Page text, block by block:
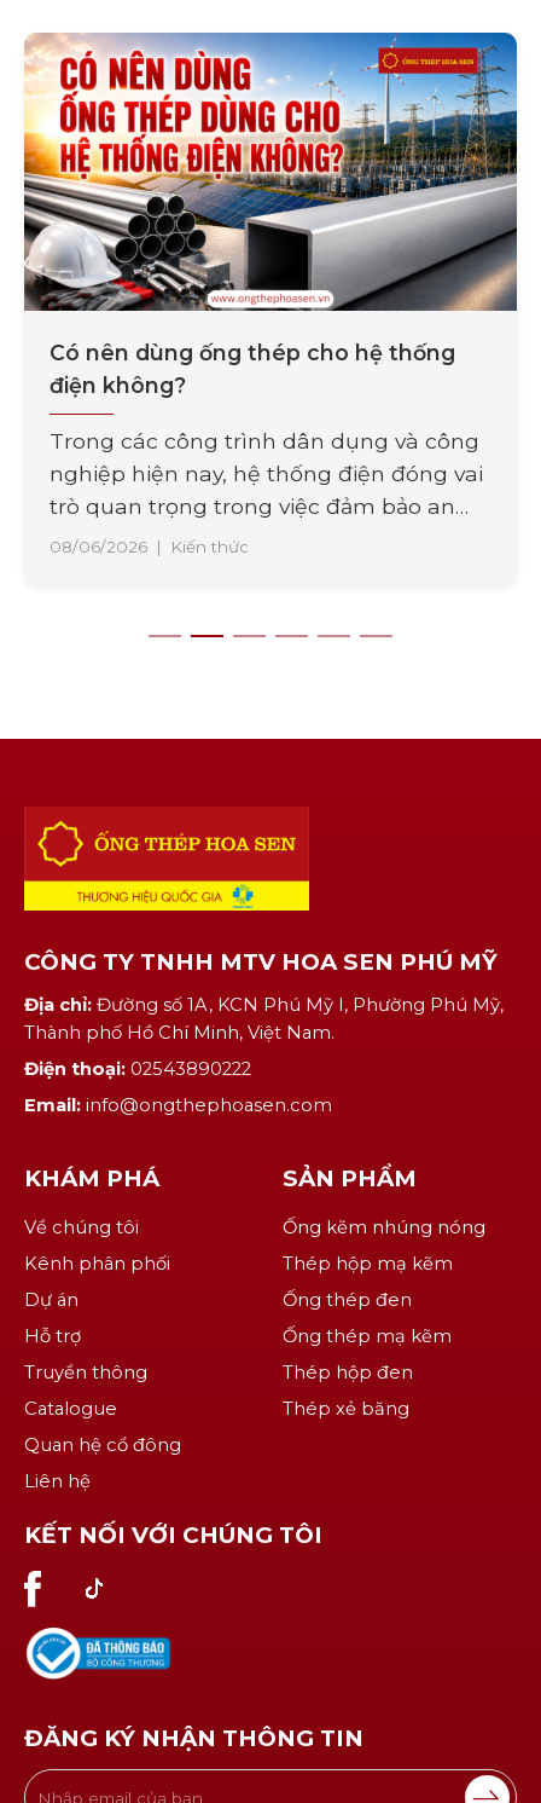
Có nên dùng ống thép cho hệ thống
điện không?
Trong các công trình dân dụng và công
nghiệp hiện nay, hệ thống điện đóng vai
trò quan trọng trong việc đảm bảo an
toàn và vận hành ổn định. Bên cạnh chất
quan tâm. Một trong [...]
08/06/2026 | Kiến thức
CÔNG TY TNHH MTV HOA SEN PHÚ MỸ
Địa chỉ: Đường số 1A, KCN Phú Mỹ I, Phường Phú Mỹ,
Thành phố Hồ Chí Minh, Việt Nam.
Điện thoại: 02543890222
Email: info@ongthephoasen.com
KHÁM PHÁ
Về chúng tôi
Kênh phân phối
Dự án
Hỗ trợ
Truyền thông
Catalogue
Quan hệ cổ đông
Liên hệ
SẢN PHẨM
Ống kẽm nhúng nóng
Thép hộp mạ kẽm
Ống thép đen
Ống thép mạ kẽm
Thép hộp đen
Thép xẻ băng
KẾT NỐI VỚI CHÚNG TÔI
ĐĂNG KÝ NHẬN THÔNG TIN